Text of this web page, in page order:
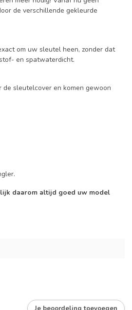
de verschillende gekleurde
om uw sleutel heen, zonder dat
en spatwaterdicht.
sleutelcover en komen gewoon
daarom altijd goed uw model